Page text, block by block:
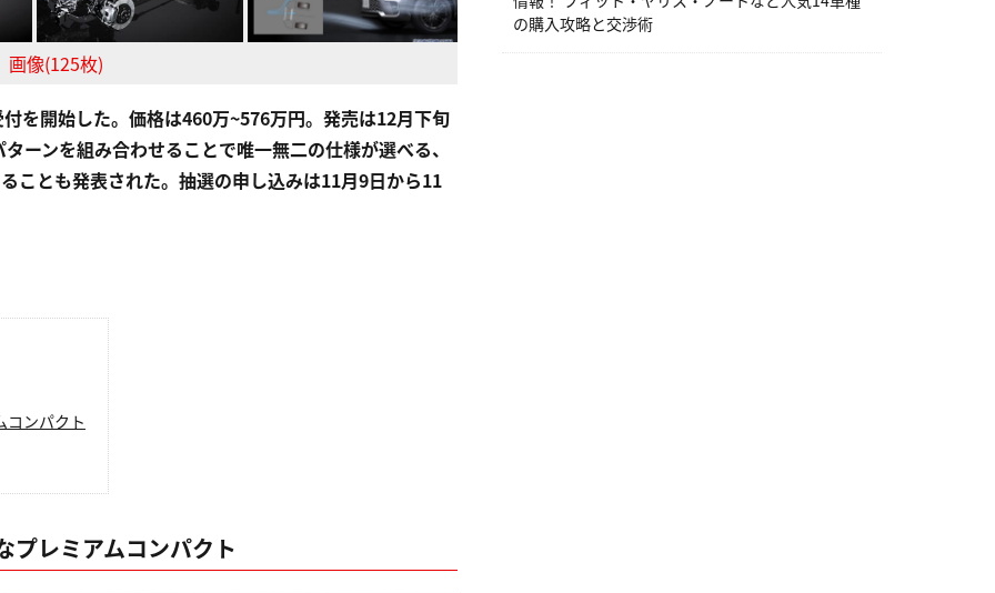
画像(125枚)
を開始した。価格は460万~576万円。発売は12月下旬
ーンを組み合わせることで唯一無二の仕様が選べる、
とも発表された。抽選の申し込みは11月9日から11
コンパクト
プレミアムコンパクト
の購入攻略と交渉術